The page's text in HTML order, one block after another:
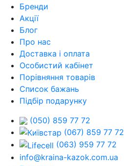
Бренди
Акції
Блог
Про нас
Доставка і оплата
Особистий кабінет
Порівняння товарів
Список бажань
Підбір подарунку
(050) 859 77 72
(067) 859 77 72
(063) 959 77 72
info@kraina-kazok.com.ua